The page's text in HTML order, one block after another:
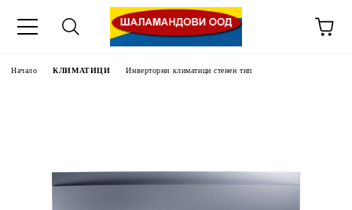
Начало КЛИМАТИЦИ Инверторни климатици стенен тип